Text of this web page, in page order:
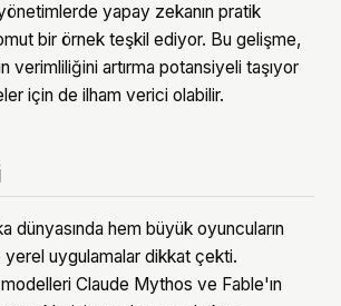
yapay zekanın pratik
bir örnek teşkil ediyor. Bu gelişme,
verimliliğini artırma potansiyeli taşıyor
için de ilham verici olabilir.
dünyasında hem büyük oyuncuların
uygulamalar dikkat çekti.
Claude Mythos ve Fable'ın